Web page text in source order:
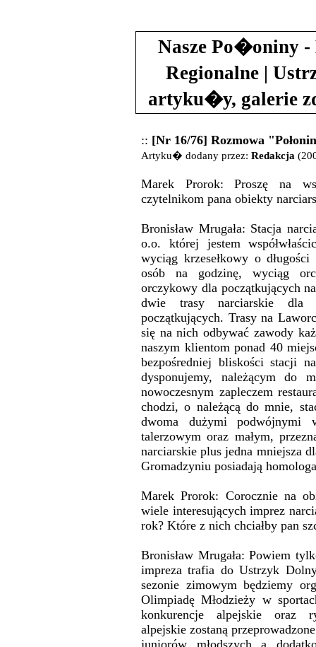
Nasze Po�oniny -
Regionalne |
artyku�y, galerie
:: [Nr 16/76] Rozmowa
Artyku� dodany przez: Redakcja
Marek Prorok: Proszę na
czytelnikom pana obiekty
Bronisław Mrugała: Stacja
o.o. której jestem
wyciąg krzesełkowy o
osób na godzinę, wyciąg
orczykowy dla początkujących
dwie trasy narciarskie dla
początkujących. Trasy na
się na nich odbywać zawody
naszym klientom ponad 40
bezpośredniej bliskości stacji
dysponujemy, należącym do
nowoczesnym zapleczem
chodzi, o należącą do mnie,
dwoma dużymi podwójnymi
talerzowym oraz małym,
narciarskie plus jedna mniejsza
Gromadzyniu posiadają
Marek Prorok: Corocznie na
wiele interesujących imprez
rok? Które z nich chciałby pan
Bronisław Mrugała: Powiem
impreza trafia do Ustrzyk
sezonie zimowym będziemy
Olimpiadę Młodzieży w
konkurencje alpejskie oraz
alpejskie zostaną
juniorów młodszych a